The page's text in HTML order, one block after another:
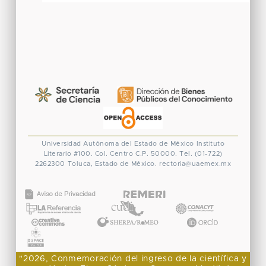
Universidad Autónoma del Estado de México
Instituto
Literario #100. Col. Centro C.P. 50000. Tel. (01-722)
2262300 Toluca, Estado de México. rectoria@uaemex.mx
"2026, Conmemoración del ingreso de la científica y